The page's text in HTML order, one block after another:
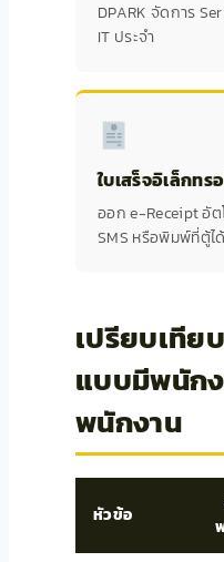
DPARK จัดการ
IT ประจำ
ใบเสร็จอิเล็กทร
ออก e-Receipt อั
SMS หรือพิมพ์ที่ตู้ได้
เปรียบเทีย
แบบมีพนักง
พนักงาน
หัวข้อ